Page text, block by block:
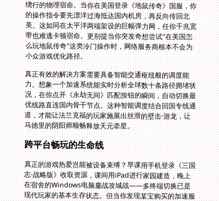
小众游戏优化路径。
真正有效的解决方案需要具备智能交通枢纽般的调度能
力。想象一个加速系统能实时分析全球数十条路径拥堵状
况，在你点开《永劫无间》匹配按钮的瞬间，自动切换最
优线路直连国内骨干节点。这种智能调度结合回国专线通
道，才能让法兰克福的玩家施展出丝滑的壁击·游龙，让
马德里的阴阳师顺畅释放天元牵星。
跨平台畅玩的生命线
真正的游戏热爱岂能被设备束缚？早课用手机登录《三国
志·战略版》收取资源，课间用iPad进行家园建造，晚上
在宿舍的Windows电脑鏖战攻城战——多终端切换已是
现代玩家的基本生存状态。但当你发现某宝购买的加速服
务限定单一设备时，重新购置授权码的烦躁感足以浇灭所